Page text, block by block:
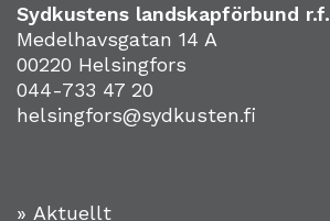
Sydkustens landskapförbund r.f.
Medelhavsgatan 14 A
00220 Helsingfors
044-733 47 20
helsingfors@sydkusten.fi
» Aktuellt